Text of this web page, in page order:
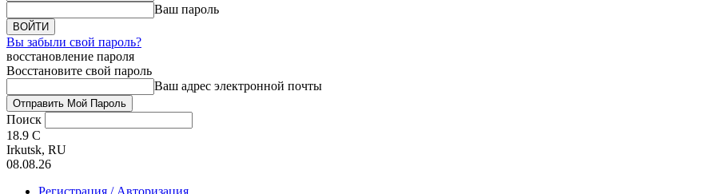
Ваш пароль
Вы забыли свой пароль?
восстановление пароля
Восстановите свой пароль
Ваш адрес электронной почты
Поиск
18.9 C
Irkutsk, RU
08.08.26
Регистрация / Авторизация